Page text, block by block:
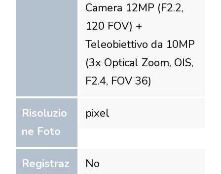
Camera 12MP (F2.2,
120 FOV) +
Teleobiettivo da 10MP
(3x Optical Zoom, OIS,
F2.4, FOV 36)
Risoluzio
ne Foto
pixel
Registraz
No